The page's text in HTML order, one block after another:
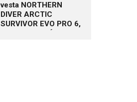
vesta NORTHERN
DIVER ARCTIC
SURVIVOR EVO PRO 6,
vel. XL – NOVÁ